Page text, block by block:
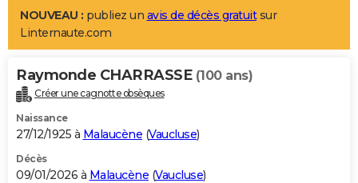
LIFESTYLE
Art de vivre
Bien-être
Loisirs
Mode
Modes de vie
Alimentation
Guide de la santé
Maladies
Médicaments
Sommeil
VOYAGE
Destinations
City break
Voyage nature
Voyage de noces
Forum
Climat
+PHOTO
GUIDES D'ACHAT
BONS PLANS
NOUVEAU : publiez un avis de décès gratuitsur
Linternaute.com
Raymonde CHARRASSE (100 ans)
Créer une cagnotte obsèques
Naissance
27/12/1925 à Malaucène (Vaucluse)
Décès
09/01/2026 à Malaucène (Vaucluse)